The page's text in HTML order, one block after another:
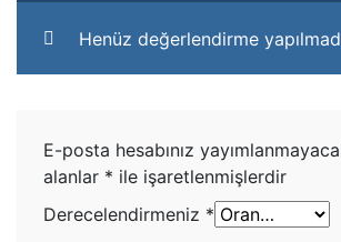
Henüz değerlendirme
E-posta hesabınız
alanlar * ile işaretlenmişlerdir
Derecelendirmeniz *